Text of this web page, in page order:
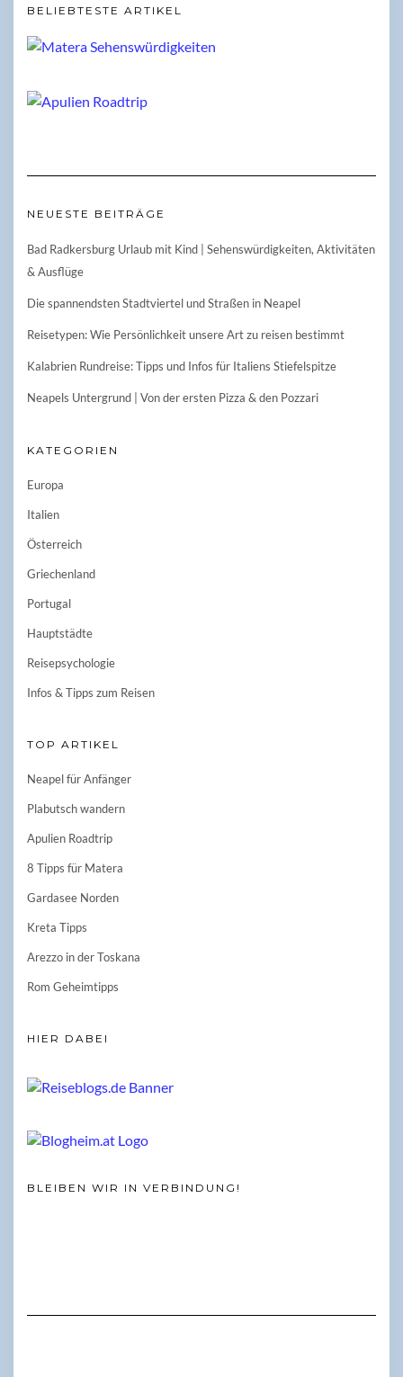
BELIEBTESTE ARTIKEL
NEUESTE BEITRÄGE
Bad Radkersburg Urlaub mit Kind | Sehenswürdigkeiten, Aktivitäten
& Ausflüge
Die spannendsten Stadtviertel und Straßen in Neapel
Reisetypen: Wie Persönlichkeit unsere Art zu reisen bestimmt
Kalabrien Rundreise: Tipps und Infos für Italiens Stiefelspitze
Neapels Untergrund | Von der ersten Pizza & den Pozzari
KATEGORIEN
Europa
Italien
Österreich
Griechenland
Portugal
Hauptstädte
Reisepsychologie
Infos & Tipps zum Reisen
TOP ARTIKEL
Neapel für Anfänger
Plabutsch wandern
Apulien Roadtrip
8 Tipps für Matera
Gardasee Norden
Kreta Tipps
Arezzo in der Toskana
Rom Geheimtipps
HIER DABEI
BLEIBEN WIR IN VERBINDUNG!